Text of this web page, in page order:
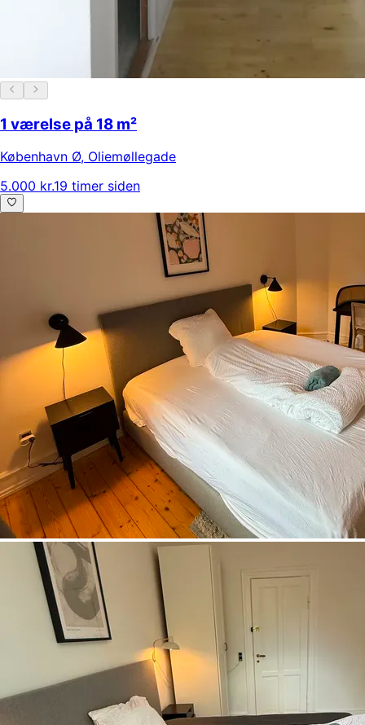
1 værelse på 18 m²
København Ø, Oliemøllegade
5.000 kr.19 timer siden